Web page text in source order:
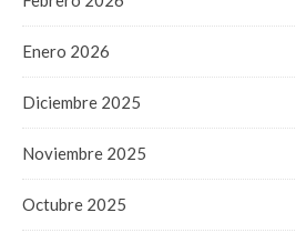
Enero 2026
Diciembre 2025
Noviembre 2025
Octubre 2025